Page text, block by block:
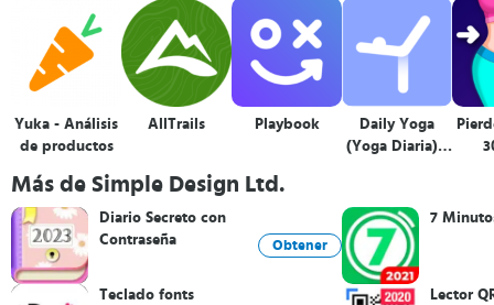
Yuka - Análisis
de productos
AllTrails Playbook
Daily Yoga
(Yoga Diaria) -
Más de Simple Design Ltd.
Diario Secreto con
Contraseña
Obtener
Teclado fonts
7
Lector